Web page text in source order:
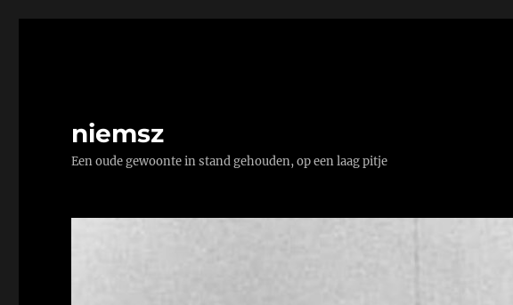
niemsz
Een oude gewoonte in stand gehouden, op een laag pitje